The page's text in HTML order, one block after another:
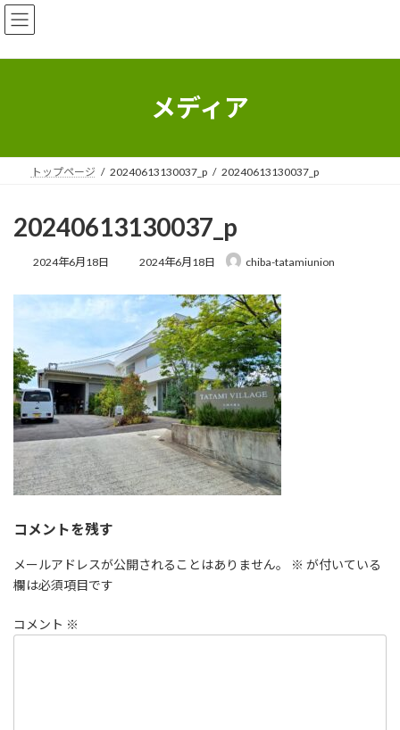
コ
ン
ン
ナ
ビ
ー
メディア
トップページ 20240613130037_p 20240613130037_p
20240613130037_p
2024年6月18日
最
新
時
:
2024年6月18日 chiba-tatamiunion
コメントを残す
メールアドレスが公開されることはありません。 ※ が付いている
欄は必須項目です
コメント ※